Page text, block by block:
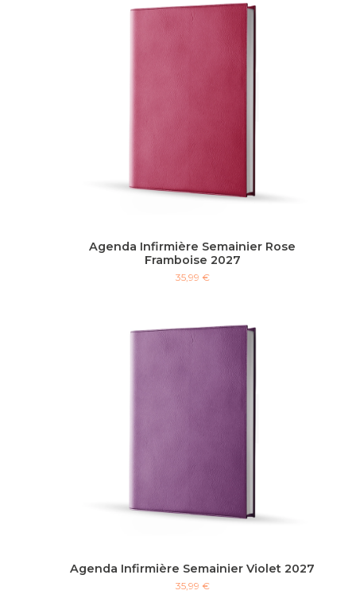
Agenda Infirmière Semainier Rose
Framboise 2027
35,99 €
Agenda Infirmière Semainier Violet 2027
35,99 €